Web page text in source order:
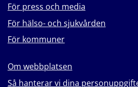
För press och media
För hälso- och sjukvården
För kommuner
Om webbplatsen
Så hanterar vi dina